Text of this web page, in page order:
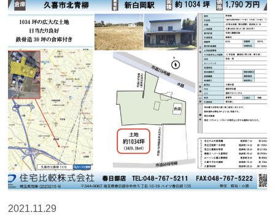
2021.11.29